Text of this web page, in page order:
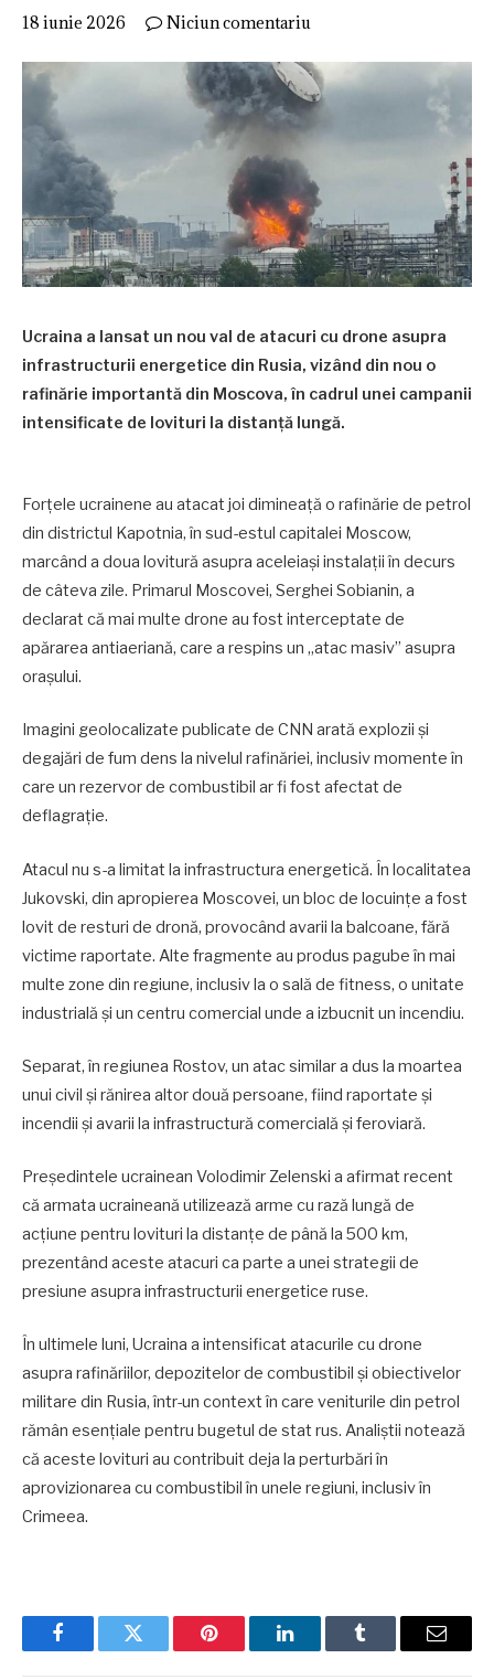
18 iunie 2026 Niciun comentariu
Ucraina a lansat un nou val de atacuri cu drone asupra
infrastructurii energetice din Rusia, vizând din nou o
rafinărie importantă din Moscova, în cadrul unei campanii
intensificate de lovituri la distanță lungă.
Forțele ucrainene au atacat joi dimineață o rafinărie de petrol
din districtul Kapotnia, în sud-estul capitalei Moscow,
marcând a doua lovitură asupra aceleiași instalații în decurs
de câteva zile. Primarul Moscovei, Serghei Sobianin, a
declarat că mai multe drone au fost interceptate de
apărarea antiaeriană, care a respins un „atac masiv” asupra
orașului.
Imagini geolocalizate publicate de CNN arată explozii și
degajări de fum dens la nivelul rafinăriei, inclusiv momente în
care un rezervor de combustibil ar fi fost afectat de
deflagrație.
Atacul nu s-a limitat la infrastructura energetică. În localitatea
Jukovski, din apropierea Moscovei, un bloc de locuințe a fost
lovit de resturi de dronă, provocând avarii la balcoane, fără
victime raportate. Alte fragmente au produs pagube în mai
multe zone din regiune, inclusiv la o sală de fitness, o unitate
industrială și un centru comercial unde a izbucnit un incendiu.
Separat, în regiunea Rostov, un atac similar a dus la moartea
unui civil și rănirea altor două persoane, fiind raportate și
incendii și avarii la infrastructură comercială și feroviară.
Președintele ucrainean Volodimir Zelenski a afirmat recent
că armata ucraineană utilizează arme cu rază lungă de
acțiune pentru lovituri la distanțe de până la 500 km,
prezentând aceste atacuri ca parte a unei strategii de
presiune asupra infrastructurii energetice ruse.
În ultimele luni, Ucraina a intensificat atacurile cu drone
asupra rafinăriilor, depozitelor de combustibil și obiectivelor
militare din Rusia, într-un context în care veniturile din petrol
rămân esențiale pentru bugetul de stat rus. Analiștii notează
că aceste lovituri au contribuit deja la perturbări în
aprovizionarea cu combustibil în unele regiuni, inclusiv în
Crimeea.
FacebookTwitter Pinterest LinkedInTumblr Email